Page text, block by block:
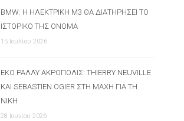
BMW: Η ΗΛΕΚΤΡΙΚΉ M3 ΘΑ ΔΙΑΤΗΡΉΣΕΙ ΤΟ
ΙΣΤΟΡΙΚΌ ΤΗΣ ΌΝΟΜΑ
15 Ιουλίου 2026
ΕΚΟ ΡΆΛΛΥ ΑΚΡΌΠΟΛΙΣ: THIERRY NEUVILLE
ΚΑΙ SEBASTIEN OGIER ΣΤΗ ΜΆΧΗ ΓΙΑ ΤΗ
ΝΊΚΗ
28 Ιουνίου 2026